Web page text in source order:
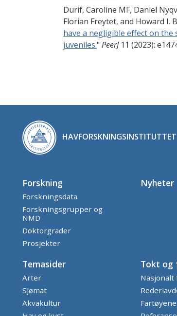
Durif, Caroline MF, Daniel
Florian Freytet, and Howard I.
have a negligible effect on
juveniles."PeerJ11 (2023):
HAVFORSKNINGSINSTITUTTET
Forskning
Forskningsdata
Forskningsgrupper og
NMD
Doktorgrader
Prosjekter
Nyheter
Temasider
Arter
Sjømat
Akvakultur
Tokt og